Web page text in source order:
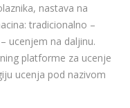
nastava na
tradicionalno –
ucenjem na daljinu.
platforme za ucenje
ucenja pod nazivom